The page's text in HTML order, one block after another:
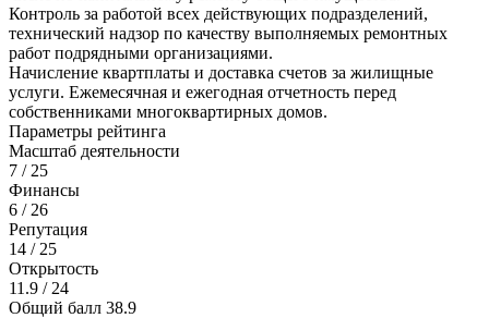
Контроль за работой всех действующих подразделений,
технический надзор по качеству выполняемых ремонтных
работ подрядными организациями.
Начисление квартплаты и доставка счетов за жилищные
услуги. Ежемесячная и ежегодная отчетность перед
собственниками многоквартирных домов.
Параметры рейтинга
Масштаб деятельности
7 / 25
Финансы
6 / 26
Репутация
14 / 25
Открытость
11.9 / 24
Общий балл 38.9